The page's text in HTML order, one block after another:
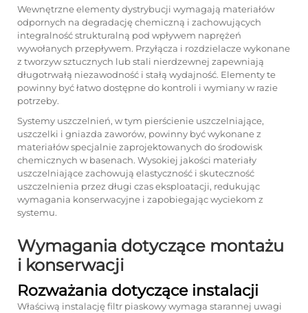
Wewnętrzne elementy dystrybucji wymagają materiałów
odpornych na degradację chemiczną i zachowujących
integralność strukturalną pod wpływem naprężeń
wywołanych przepływem. Przyłącza i rozdzielacze wykonane
z tworzyw sztucznych lub stali nierdzewnej zapewniają
długotrwałą niezawodność i stałą wydajność. Elementy te
powinny być łatwo dostępne do kontroli i wymiany w razie
potrzeby.
Systemy uszczelnień, w tym pierścienie uszczelniające,
uszczelki i gniazda zaworów, powinny być wykonane z
materiałów specjalnie zaprojektowanych do środowisk
chemicznych w basenach. Wysokiej jakości materiały
uszczelniające zachowują elastyczność i skuteczność
uszczelnienia przez długi czas eksploatacji, redukując
wymagania konserwacyjne i zapobiegając wyciekom z
systemu.
Wymagania dotyczące montażu
i konserwacji
Rozważania dotyczące instalacji
Właściwą instalacjęfiltr piaskowywymaga starannej uwagi